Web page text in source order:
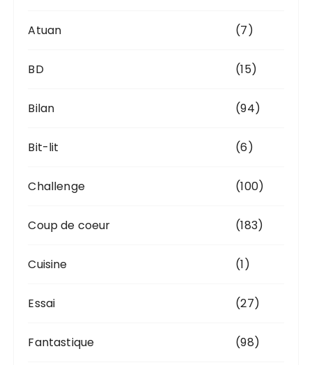
Atuan (7)
BD (15)
Bilan (94)
Bit-lit (6)
Challenge (100)
Coup de coeur (183)
Cuisine (1)
Essai (27)
Fantastique (98)